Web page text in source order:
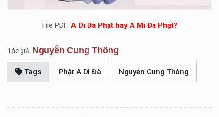
File PDF: A Di Đà Phật hay A Mi Đà Phật?
Tác giả: Nguyễn Cung Thông
Tags Phật A Di Đà Nguyễn Cung Thông